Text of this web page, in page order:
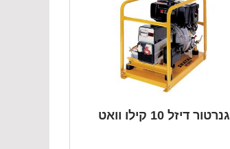
גנרטור דיזל 10 קילו וואט